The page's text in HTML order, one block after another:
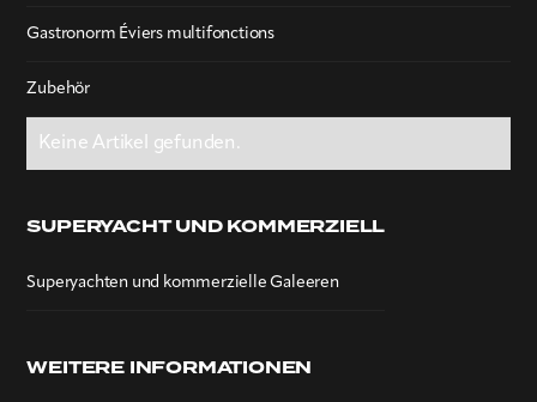
Gastronorm Éviers multifonctions
Zubehör
Keine Artikel gefunden.
SUPERYACHT UND KOMMERZIELL
Superyachten und kommerzielle Galeeren
WEITERE INFORMATIONEN